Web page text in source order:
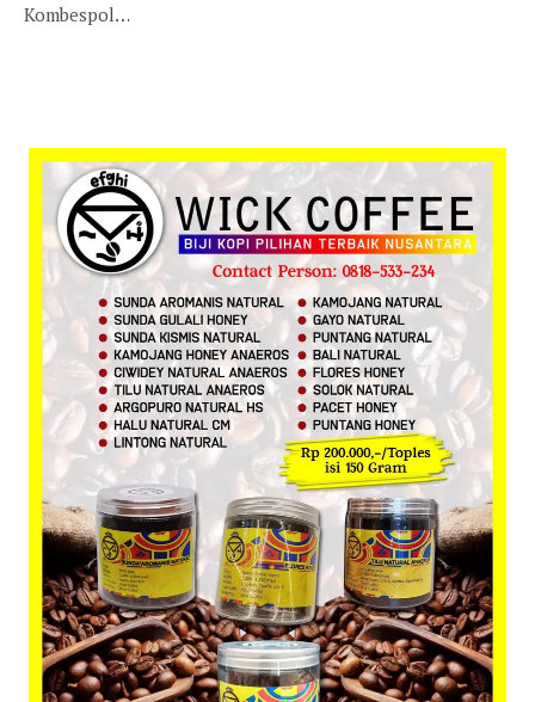
Kombespol…